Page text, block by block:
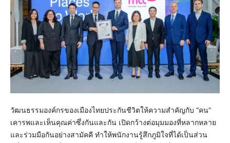
วัฒนธรรมองค์กรของเมืองไทยประกันชีวิตให้ความสำคัญกับ “คน”
เคารพและเห็นคุณค่าซึ่งกันและกัน เปิดกว้างต่อมุมมองที่หลากหลาย
และร่วมมือกันอย่างสามัคคี ทำให้พนักงานรู้สึกภูมิใจที่ได้เป็นส่วน